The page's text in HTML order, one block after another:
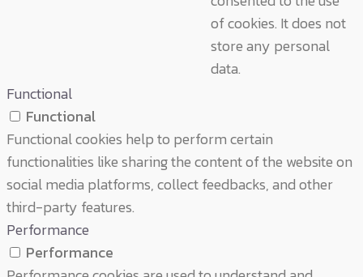
of cookies. It does not
store any personal
data.
Functional
Functional
Functional cookies help to perform certain
functionalities like sharing the content of the website on
social media platforms, collect feedbacks, and other
third-party features.
Performance
Performance